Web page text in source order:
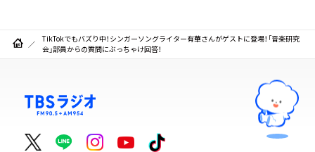
TikTokでもバズり中！シンガーソングライター有華さんがゲストに登場！「音楽研究
会」部員からの質問にぶっちゃけ回答！